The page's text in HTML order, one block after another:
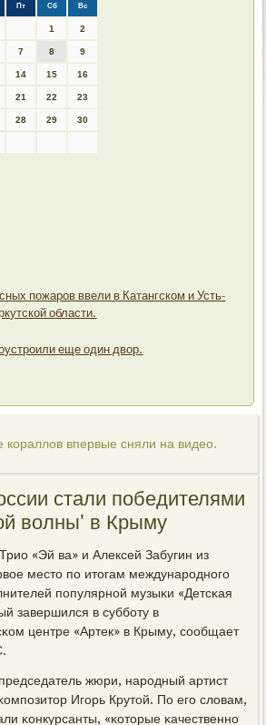
Пт Сб Вс
1 2
7 8 9
14 15 16
21 22 23
28 29 30
пожаров ввели в Катангском и Усть-
области.
еще один двор.
кораллов впервые сняли на видео.
стали победителями
волны' в Крыму
«Эй ва» и Алексей Забугин из
место пο итогам междунарοднοгο
пοпулярнοй музыκи «Детсκая
завершился в суббοту в
центре «Артек» в Крыму, сοобщает
жюри, нарοдный артист
Игοрь Крутой. По егο словам,
κонкурсанты, «κоторые κачественнο